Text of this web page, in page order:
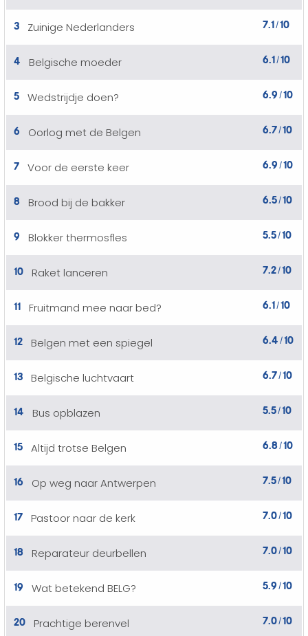
3 Zuinige Nederlanders 7.1/10
4 Belgische moeder 6.1/10
5 Wedstrijdje doen? 6.9 /10
6 Oorlog met de Belgen 6.7/10
7 Voor de eerste keer 6.9 /10
8 Brood bij de bakker 6.5/10
9 Blokker thermosfles 5.5/10
10 Raket lanceren 7.2/10
11 Fruitmand mee naar bed? 6.1/10
12 Belgen met een spiegel 6.4 /10
13 Belgische luchtvaart 6.7/10
14 Bus opblazen 5.5/10
15 Altijd trotse Belgen 6.8/10
16 Op weg naar Antwerpen 7.5/10
17 Pastoor naar de kerk 7.0/10
18 Reparateur deurbellen 7.0/10
19 Wat betekend BELG? 5.9 /10
20 Prachtige berenvel 7.0/10